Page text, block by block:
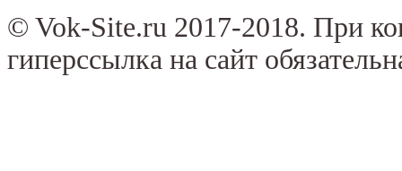
© Vok-Site.ru 2017-2018. При
гиперссылка на сайт